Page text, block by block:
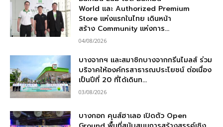
World และ Authorized Premium
Store แห่งแรกในไทย เดินหน้า
สร้าง Community แห่งการ...
04/08/2026
บางจากฯ และสมาชิกบางจากกรีนไมลส์ ร่วม
บริจาคให้องค์กรสาธารณประโยชน์ ต่อเนื่อง
เป็นปีที่ 20 ที่ได้เดินท...
03/08/2026
บางกอก คุนส์ฮาเลอ เปิดตัว Open